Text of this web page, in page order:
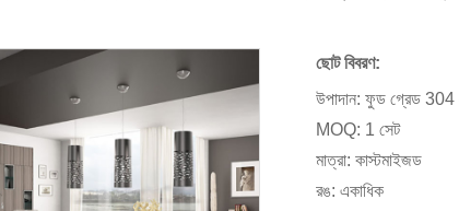
ছোট বিবরণ:
উপাদান: ফুড গ্রেড 304
MOQ: 1 সেট
মাত্রা: কাস্টমাইজড
রঙ: একাধিক